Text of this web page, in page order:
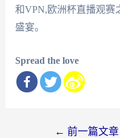
和VPN,欧洲杯直播观赛
盛宴。
Spread the love
← 前一篇文章